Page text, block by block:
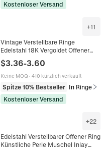
Kostenloser Versand
+11
Vintage Verstellbare Ringe
Edelstahl 18K Vergoldet Offener
Boho Mondstein Zirkon Schmuck
Damen
$3.36-3.60
Keine MOQ · 410 kürzlich verkauft
Spitze 10% Bestseller In Ringe
Kostenloser Versand
+22
Edelstahl Verstellbarer Offener Ring
Künstliche Perle Muschel Inlay